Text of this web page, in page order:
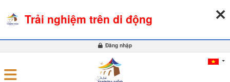
Đăng nhập
Trải nghiệm trên di động